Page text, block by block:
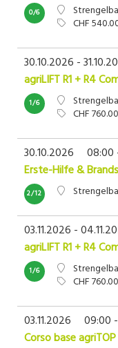
CHF
0/6
30.10.2026 -
agriLIFT R1 + R4
CHF 760.00
1/6
30.10.2026
08:00
Erste-Hilfe &
2/12
03.11.2026 -
agriLIFT R1 + R4
CHF 760.00
1/6
03.11.2026
09:00
Corso base